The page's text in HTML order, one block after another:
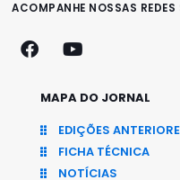
ACOMPANHE NOSSAS REDES
MAPA DO JORNAL
EDIÇÕES
FICHA TÉCNICA
NOTÍCIAS